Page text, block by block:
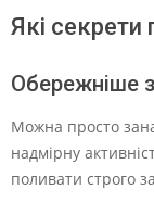
Які секрети
Обережніше
Можна просто
надмірну
поливати строго